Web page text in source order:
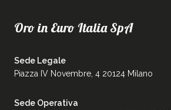
Oro in Euro Italia SpA
Sede Legale
Piazza IV Novembre, 4 20124 Milano
Sede Operativa